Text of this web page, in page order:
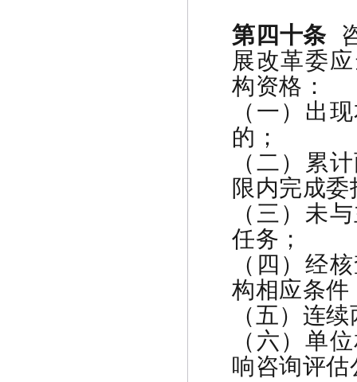
第四十条
展改革委
构资格：
（一）出
的；
（二）累
限内完成
（三）未
任务；
（四）经
构相应条件
（五）连
（六）单
响咨询评